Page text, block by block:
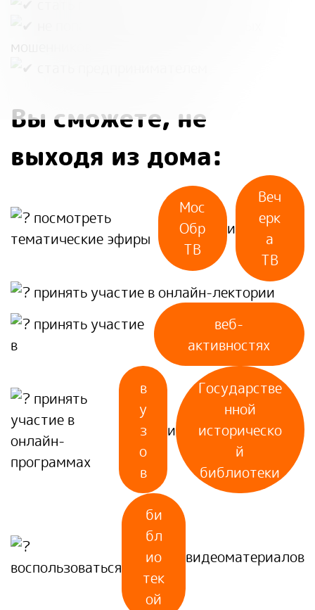
мошенников
Вы сможете, не
выходя из дома:
посмотреть
тематические эфиры
Мос
Обр
ТВ
и
Веч
ерк
а
ТВ
принять участие в онлайн-лектории
принять участие
в
веб-
активностях
принять
участие в
онлайн-
программах
в
у
з
о
в
и
Государстве
нной
историческо
й
библиотеки
воспользоваться
би
бл
ио
тек
ой
видеоматериалов